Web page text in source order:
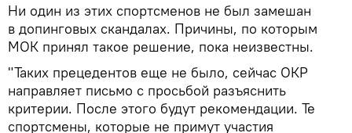
Ни один из этих спортсменов не был замешан
в допинговых скандалах. Причины, по которым
МОК принял такое решение, пока неизвестны.
"Таких прецедентов еще не было, сейчас ОКР
направляет письмо с просьбой разъяснить
критерии. После этого будут рекомендации. Те
спортсмены, которые не примут участия